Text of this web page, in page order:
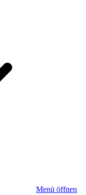
Menü öffnen